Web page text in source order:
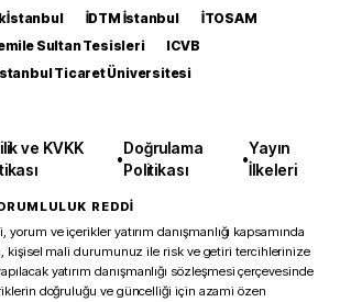
İstanbul
İDTM İstanbul
İTOSAM
Sultan Tesisleri
ICVB
Ticaret Üniversitesi
ve KVKK
•
Doğrulama
Politikası
•
Yayın
İlkeleri
REDDİ
ve içerikler yatırım danışmanlığı kapsamında
kişisel mali durumunuz ile risk ve getiri tercihlerinize
yatırım danışmanlığı sözleşmesi çerçevesinde
doğruluğu ve güncelliği için azami özen